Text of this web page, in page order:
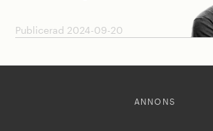
Publicerad 2024-09-20
ANNONS